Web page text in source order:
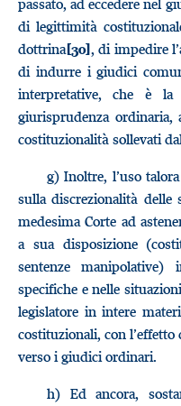
passato, ad eccedere nel
di legittimità
dottrina[30], di impedire
di indurre i giudici
interpretative, che è la
giurisprudenza
costituzionalità sollevati
g) Inoltre, l’uso
sulla discrezionalità delle
medesima Corte ad
a sua disposizione
sentenze
specifiche e nelle
legislatore in intere
costituzionali, con
verso i giudici ordinari.
h) Ed ancora,